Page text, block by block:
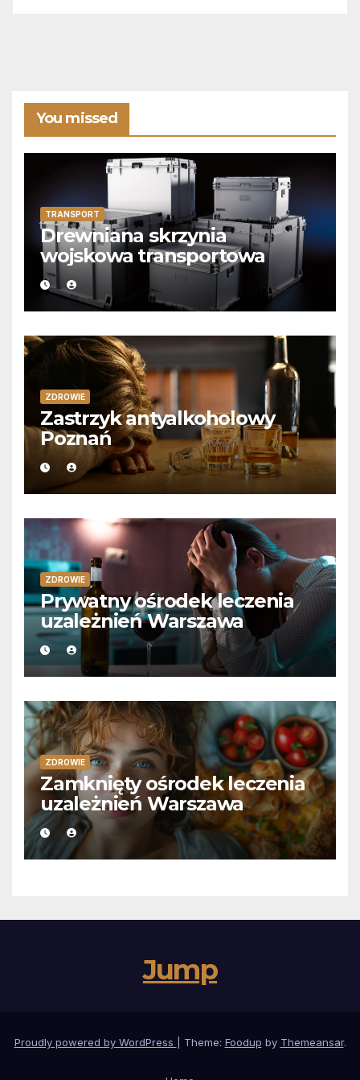
You missed
TRANSPORT
Drewniana skrzynia
wojskowa transportowa
ZDROWIE
Zastrzyk antyalkoholowy
Poznań
ZDROWIE
Prywatny ośrodek leczenia
uzależnień Warszawa
ZDROWIE
Zamknięty ośrodek leczenia
uzależnień Warszawa
Jump
Proudly powered by WordPress Theme: Foodup by Themeansar.